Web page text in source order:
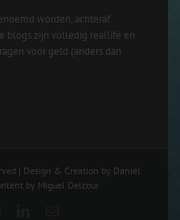
worden, achteraf
blogs zijn volledig reallife en
voor geld (anders dan
| Design & Creation by Daniël
by Miguel Delcour